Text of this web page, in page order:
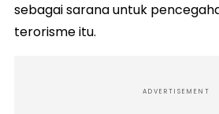
sebagai sarana untuk
terorisme itu.
ADVERTISEMENT